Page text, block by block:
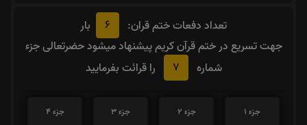
تعداد دفعات ختم قران: 6
بار
جهت تسریع در ختم قرآن کریم پیشنهاد میشود حضرتعالی جزء
شماره
7 را قرائت بفرمایید
جزء 1
جزء 2
جزء 3
جزء 4